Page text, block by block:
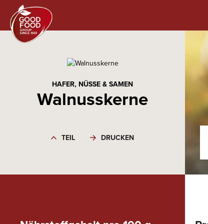
HAFER, NÜSSE & SAMEN
Walnusskerne
TEIL DRUCKEN